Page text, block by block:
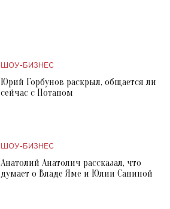
ШОУ-БИЗНЕС
Юрий Горбунов раскрыл, общается ли
сейчас с Потапом
ШОУ-БИЗНЕС
Анатолий Анатолич рассказал, что
думает о Владе Яме и Юлии Саниной